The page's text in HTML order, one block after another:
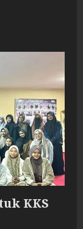
KKS